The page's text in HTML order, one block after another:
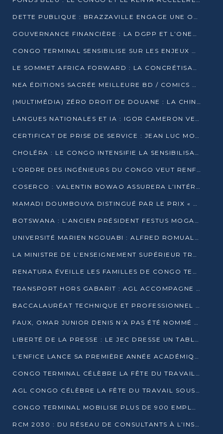
DETTE PUBLIQUE : BRAZZAVILLE ENGAGE UNE OPÉRATION DE RACHAT DE 575 MILLIONS DE DOLLARS
GOUVERNANCE FINANCIÈRE : LA DGPP ET L’ONEC-C VERS UN PARTENARIAT POUR ASSAINIR LES ENTREPRISES PUBLIQUES
CONGO TERMINAL SENSIBILISE SUR LES ENJEUX DE LA SANTÉ MENTALE EN
LE SOMMET AFRICA FORWARD : LA CONCRÉTISATION DE PARTENARIATS ÉQUILIBRÉS ET TOURNÉS VERS L’AVENIR ENTRE LE CONTINENT AFRICAIN ET LA FRANCE
NEA ÉDITIONS SACRÉE MEILLEURE BD / COMICS D’AFRIQUE AU KENYA
(MULTIMÉDIA) ZÉRO DROIT DE DOUANE : LA CHINE ET L’AFRIQUE VERS UNE PROXIMITÉ SANS PRÉCÉDENT (PAPIER GÉNÉRAL)
LANGUES NATIONALES ET IA : IGOR CAMERON VEUT ARRIMER LA STRATÉGIE IA À LA LOI SUR LA RECHERCHE
CERTIFICAT DE PRISE DE SERVICE : JEAN LUC MOUTHOU DÉMENT UNE « FAKE NEWS »
CHOLÉRA : LE CONGO INTENSIFIE LA SENSIBILISATION AU MARCHÉ DE TALANGAÏ
L’ORDRE DES INGÉNIEURS DU CONGO VEUT RENFORCER L’ÉTHIQUE ET LA CRÉDIBILITÉ DE LA PROFESSION
COSERCO : VALENTIN BOWAO ASSURERA L’INTÉRIM À LA TÊTE DU BUREAU EXÉCUTIF NATIONAL
MAMADI DOUMBOUYA DISTINGUÉ PAR LE PRIX « SUPER GRAND BÂTISSEUR BABACAR N’DIAYE »
BOTSWANA : L’ANCIEN PRÉSIDENT FESTUS MOGAE EST MORT À 86 ANS
UNIVERSITÉ MARIEN NGOUABI : ALFRED ROMUALD NGUYA POATY SOUTIENT UNE THÈSE SUR LE PARADOXE DE LA CROISSANCE EN ZONE CEMAC
LA MINISTRE DE L’ENSEIGNEMENT SUPÉRIEUR TRACE SA FEUILLE DE ROUTE
RENATURA ÉVEILLE LES FAMILLES DE CONGO TERMINAL À LA PROTECTION DE L’ENVIRONNEMENT
TRANSPORT HORS GABARIT : AGL ACCOMPAGNE LE DÉVELOPPEMENT DU SECTEUR BRASSICOLE AU CONGO
BACCALAURÉAT TECHNIQUE ET PROFESSIONNEL : 16 352 CANDIDATS LANCÉS DANS LES ÉPREUVES D’EPS
FAUX, OMAR JUNIOR DENIS N’A PAS ÉTÉ NOMMÉ AIDE DE CAMP ADJOINT DE DENIS SASSOU NGUESSO
LIBERTÉ DE LA PRESSE : LE JEC DRESSE UN TABLEAU PRÉOCCUPANT AU CONGO
L’ENFICE LANCE SA PREMIÈRE ANNÉE ACADÉMIQUE AVEC 100 FUTURS ENSEIGNANTS
CONGO TERMINAL CÉLÈBRE LA FÊTE DU TRAVAIL AVEC SES COLLABORATEURS À POINTE-NOIRE
AGL CONGO CÉLÈBRE LA FÊTE DU TRAVAIL SOUS LE SIGNE DE LA COHÉSION
CONGO TERMINAL MOBILISE PLUS DE 900 EMPLOYÉS AUTOUR DE LA SÉCURITÉ AU TRAVAIL
RCM 2030 : DU RÉSEAU DE CONSULTANTS À L’INSTRUMENT DE PUISSANCE EN AFRIQUE FRANCOPHONE